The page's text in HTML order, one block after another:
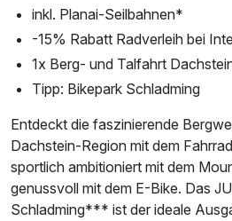
inkl. Planai-Seilbahnen*
-15% Rabatt Radverleih bei
1x Berg- und Talfahrt
Tipp: Bikepark Schladming
Entdeckt die faszinierende
Dachstein-Region mit dem
sportlich ambitioniert mit dem
genussvoll mit dem E-Bike. Das
Schladming*** ist der ideale